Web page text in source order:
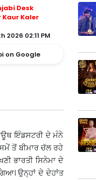
Desk
Kaler
2026 02:11 PM
on Google
ਇੰਡਸਟਰੀ ਦੇ ਮੰਨੇ
ਤੋਂ ਬੀਮਾਰ ਚੱਲ ਰਹੇ
ਭਾਰਤੀ ਸਿਨੇਮਾ ਦੇ
ਉਨ੍ਹਾਂ ਦੇ ਦੇਹਾਂਤ